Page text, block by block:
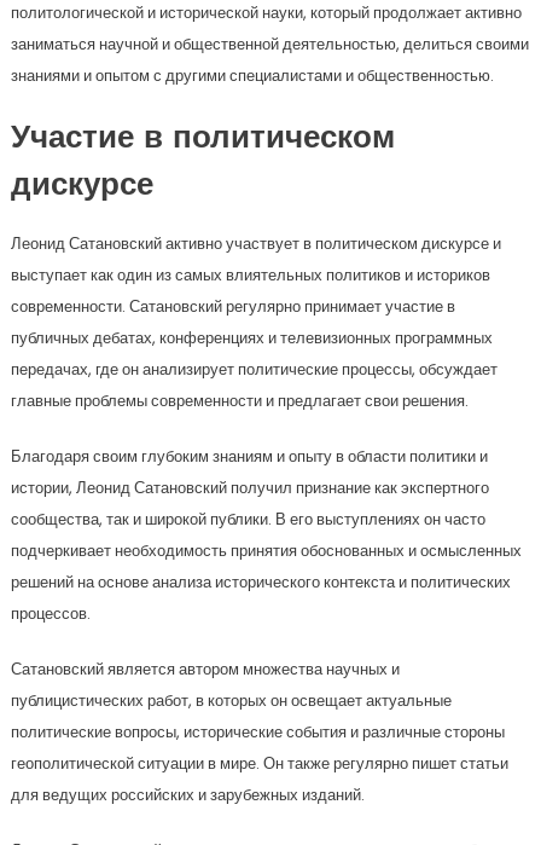
политологической и исторической науки, который продолжает активно
заниматься научной и общественной деятельностью, делиться своими
знаниями и опытом с другими специалистами и общественностью.
Участие в политическом
дискурсе
Леонид Сатановский активно участвует в политическом дискурсе и
выступает как один из самых влиятельных политиков и историков
современности. Сатановский регулярно принимает участие в
публичных дебатах, конференциях и телевизионных программных
передачах, где он анализирует политические процессы, обсуждает
главные проблемы современности и предлагает свои решения.
Благодаря своим глубоким знаниям и опыту в области политики и
истории, Леонид Сатановский получил признание как экспертного
сообщества, так и широкой публики. В его выступлениях он часто
подчеркивает необходимость принятия обоснованных и осмысленных
решений на основе анализа исторического контекста и политических
процессов.
Сатановский является автором множества научных и
публицистических работ, в которых он освещает актуальные
политические вопросы, исторические события и различные стороны
геополитической ситуации в мире. Он также регулярно пишет статьи
для ведущих российских и зарубежных изданий.